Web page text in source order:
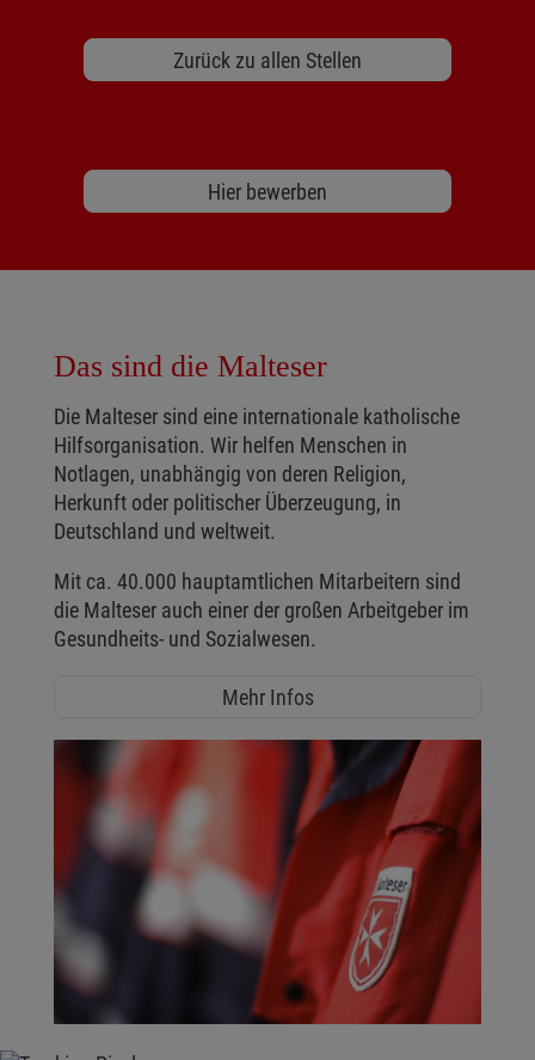
Zurück zu allen Stellen
Hier bewerben
Das sind die Malteser
Die Malteser sind eine internationale katholische
Hilfsorganisation. Wir helfen Menschen in
Notlagen, unabhängig von deren Religion,
Herkunft oder politischer Überzeugung, in
Deutschland und weltweit.
Mit ca. 40.000 hauptamtlichen Mitarbeitern sind
die Malteser auch einer der großen Arbeitgeber im
Gesundheits- und Sozialwesen.
Mehr Infos